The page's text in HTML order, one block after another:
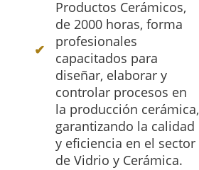
Productos Cerámicos,
de 2000 horas, forma
profesionales
capacitados para
diseñar, elaborar y
controlar procesos en
la producción cerámica,
garantizando la calidad
y eficiencia en el sector
de Vidrio y Cerámica.